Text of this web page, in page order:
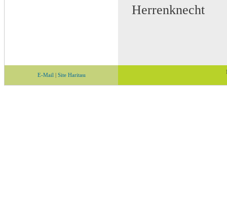
 Herrenknecht
E-Mail | Site Haritası